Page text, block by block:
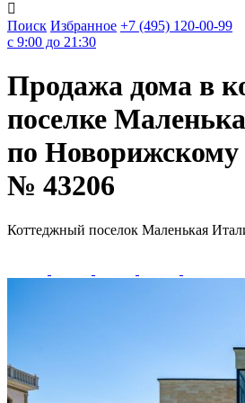

Поиск Избранное +7 (495) 120-00-99
c 9:00 до 21:30
Продажа дома в
поселке
по Новорижскому
№ 43206
Коттеджный поселок Маленькая